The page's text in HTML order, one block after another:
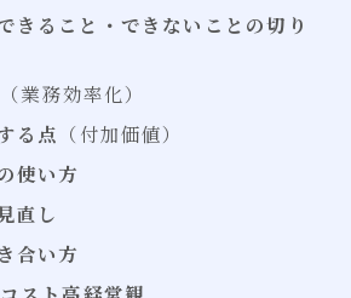
きること・できないことの切り
（業務効率化）
る点 （付加価値）
使い方
直し
合い方